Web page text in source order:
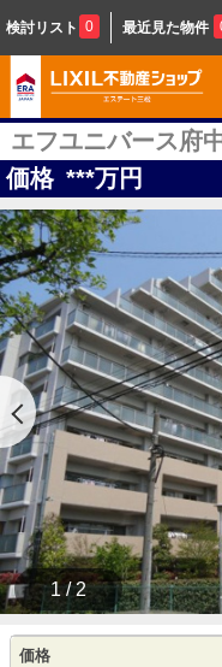
検討リスト 0 最近見た物件
エフユニバース府
価格 ***万円
1 / 2
価格